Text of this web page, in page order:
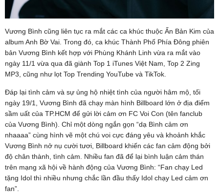
Vương Bình cũng liên tục ra mắt các ca khúc thuộc Ấn Bản Kim của
album Anh Bờ Vai. Trong đó, ca khúc Thành Phố Phía Đông phiên
bản Vương Bình kết hợp với Phùng Khánh Linh vừa ra mắt vào
ngày 11/1 vừa qua đã giành Top 1 iTunes Việt Nam, Top 2 Zing
MP3, cũng như lọt Top Trending YouTube và TikTok.
Đáp lại tình cảm và sự ủng hộ nhiệt tình của người hâm mộ, tối
ngày 19/1, Vương Bình đã chạy màn hình Billboard lớn ở địa điểm
sầm uất của TP.HCM để gửi lời cảm ơn FC Voi Con (tên fanclub
của Vương Bình). Chỉ một dòng ngắn gọn “dạ Bình cảm ơn
nhaaaa” cùng hình vẽ một chú voi cực đáng yêu và khoảnh khắc
Vương Bình nở nụ cười tươi, Billboard khiến các fan cảm động bởi
độ chân thành, tình cảm. Nhiều fan đã để lại bình luận cảm thán
trên mạng xã hội về hành động của Vương Bình: “Fan chạy Led
tặng Idol thì nhiều nhưng chắc lần đầu thấy Idol chạy Led cảm ơn
fan”.